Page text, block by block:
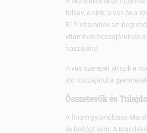
folsav, a cink, a vas és a
B12-vitaminok az
vitaminok hozzájárulnak
hozzájárul.
A vas szerepet játszik a
jód hozzájárul a
Összetevők és
A finom gyümölcsös
és laktózt sem. A